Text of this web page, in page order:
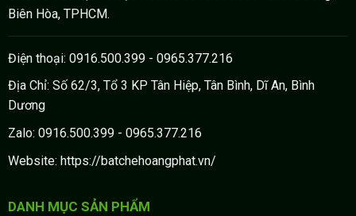
Biên Hòa, TPHCM.
Điện thoại: 0916.500.399 - 0965.377.216
Địa Chỉ: Số 62/3, Tổ 3 KP Tân Hiệp, Tân Bình, Dĩ An, Bình
Dương
Zalo: 0916.500.399 - 0965.377.216
Website: https://batchehoangphat.vn/
DANH MỤC SẢN PHẨM